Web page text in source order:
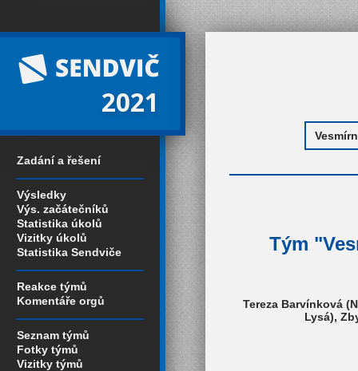
2021
Zadání a řešení
Výsledky
Výs. začátečníků
Statistika úkolů
Vizitky úkolů
Statistika Sendviče
Reakce týmů
Komentáře orgů
Seznam týmů
Fotky týmů
Vizitky týmů
Tým
Tereza Barvínková
Lysá),